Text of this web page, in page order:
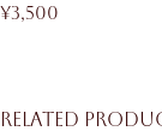
¥3,500
Related